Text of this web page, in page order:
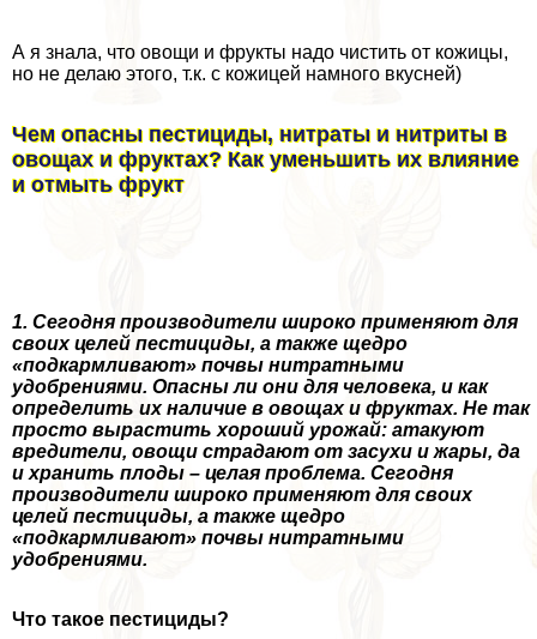
А я знала, что овощи и фрукты надо чистить от кожицы,
но не делаю этого, т.к. с кожицей намного вкусней)
Чем опасны пестициды, нитраты и нитриты в
овощах и фруктах? Как уменьшить их влияние
и отмыть фрукт
1. Сегодня производители широко применяют для
своих целей пестициды, а также щедро
«подкармливают» почвы нитратными
удобрениями. Опасны ли они для человека, и как
определить их наличие в овощах и фруктах. Не так
просто вырастить хороший урожай: атакуют
вредители, овощи страдают от засухи и жары, да
и хранить плоды – целая проблема. Сегодня
производители широко применяют для своих
целей пестициды, а также щедро
«подкармливают» почвы нитратными
удобрениями.
Что такое пестициды?